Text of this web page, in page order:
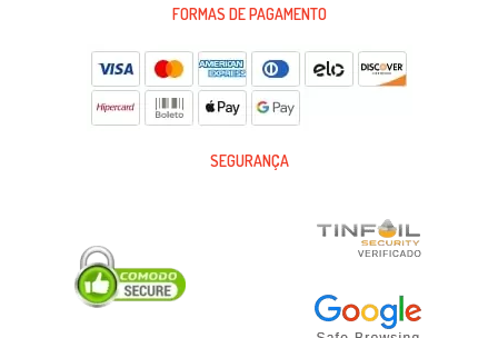
FORMAS DE PAGAMENTO
SEGURANÇA